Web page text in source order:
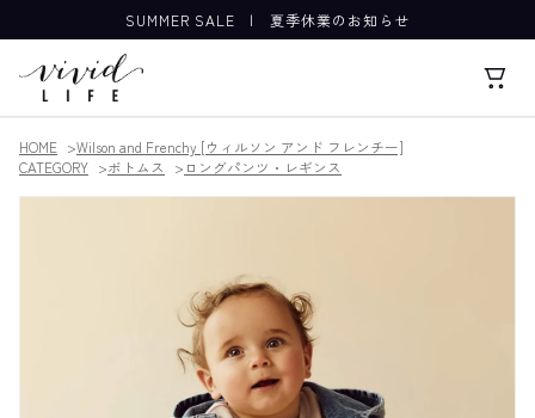
SUMMER SALE |夏季休業のお知らせ
HOME
Wilson and Frenchy [ウィルソン アンド フレンチー]
CATEGORY
ボトムス ロングパンツ・レギンス